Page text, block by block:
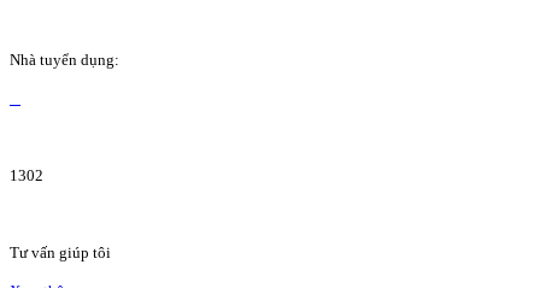
Nhà tuyển dụng:
1302
Tư vấn giúp tôi